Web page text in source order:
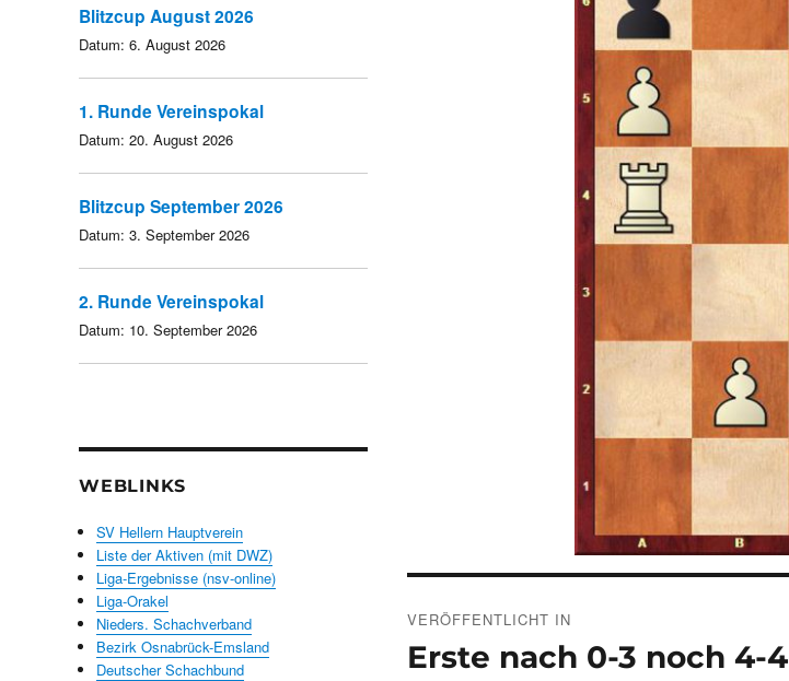
VERÖFFENTLICHT IN
Erste nach 0-3 noch 4-4
Blitzcup August 2026
Datum: 6. August 2026
1. Runde Vereinspokal
Datum: 20. August 2026
Blitzcup September 2026
Datum: 3. September 2026
2. Runde Vereinspokal
Datum: 10. September 2026
WEBLINKS
SV Hellern Hauptverein
Liste der Aktiven (mit DWZ)
Liga-Ergebnisse (nsv-online)
Liga-Orakel
Nieders. Schachverband
Bezirk Osnabrück-Emsland
Deutscher Schachbund